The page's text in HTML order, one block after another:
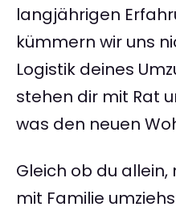
langjährigen
kümmern wir uns
Logistik deines
stehen dir mit Rat
was den neuen
Gleich ob du
mit Familie